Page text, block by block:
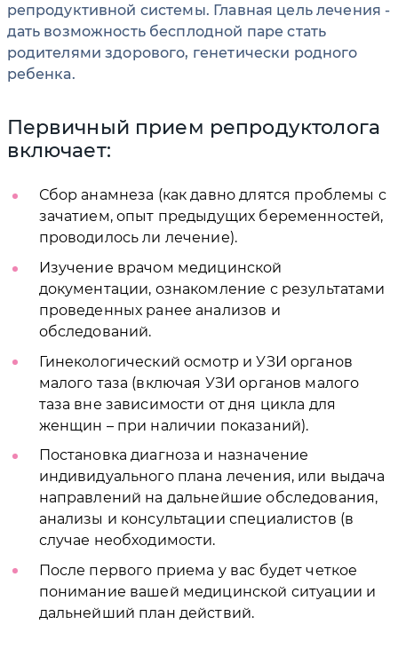
репродуктивной системы. Главная цель лечения -
дать возможность бесплодной паре стать
родителями здорового, генетически родного
ребенка.
Первичный прием репродуктолога
включает:
Сбор анамнеза (как давно длятся проблемы с
зачатием, опыт предыдущих беременностей,
проводилось ли лечение).
Изучение врачом медицинской
документации, ознакомление с результатами
проведенных ранее анализов и
обследований.
Гинекологический осмотр и УЗИ органов
малого таза (включая УЗИ органов малого
таза вне зависимости от дня цикла для
женщин – при наличии показаний).
Постановка диагноза и назначение
индивидуального плана лечения, или выдача
направлений на дальнейшие обследования,
анализы и консультации специалистов (в
случае необходимости.
После первого приема у вас будет четкое
понимание вашей медицинской ситуации и
дальнейший план действий.